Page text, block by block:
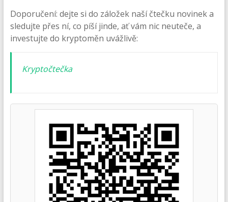
Doporučení: dejte si do záložek naší čtečku novinek a
sledujte přes ní, co píší jinde, ať vám nic neuteče, a
investujte do kryptoměn uvážlivě:
Kryptočtečka